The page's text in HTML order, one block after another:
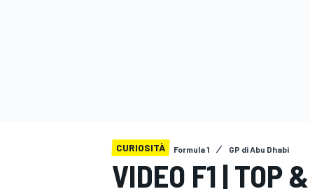
CURIOSITÀ Formula 1 GP di Abu Dhabi
VIDEO F1 | TOP